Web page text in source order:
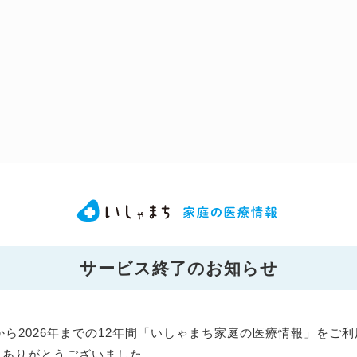
サービス終了のお知らせ
ら2026年までの12年間「いしゃまち家庭の医療情報」をご
りがとうございました。